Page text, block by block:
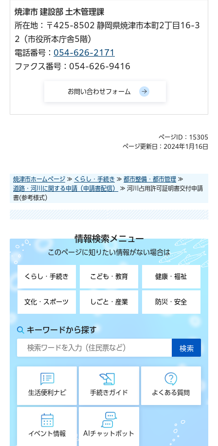
焼津市 建設部 土木管理課
所在地：〒425-8502 静岡県焼津市本町2丁目16-3
2（市役所本庁舎5階）
電話番号： 054-626-2171
ファクス番号：054-626-9416
ページID：15305
ページ更新日：2024年1月16日
焼津市ホームページ ≫ くらし・手続き ≫ 都市整備・都市管理 ≫
道路・河川に関する申請（申請書配信）
≫ 河川占用許可証明書交付申請
書(参考様式）
情報検索メニュー
このページに知りたい情報がない場合は
くらし・手続き こども・教育 健康・福祉
文化・スポーツ しごと・産業 防災・安全
キーワードから探す
生活便利ナビ 手続きガイド よくある質問
イベント情報 AIチャットボット